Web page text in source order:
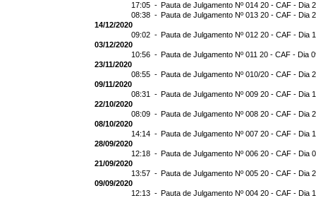
17:05 - Pauta de Julgamento Nº 014 20 - CAF - Dia
08:38 - Pauta de Julgamento Nº 013 20 - CAF - Dia
14/12/2020
09:02 - Pauta de Julgamento Nº 012 20 - CAF - Dia
03/12/2020
10:56 - Pauta de Julgamento Nº 011 20 - CAF - Dia
23/11/2020
08:55 - Pauta de Julgamento Nº 010/20 - CAF - Dia
09/11/2020
08:31 - Pauta de Julgamento Nº 009 20 - CAF - Dia
22/10/2020
08:09 - Pauta de Julgamento Nº 008 20 - CAF - Dia
08/10/2020
14:14 - Pauta de Julgamento Nº 007 20 - CAF - Dia
28/09/2020
12:18 - Pauta de Julgamento Nº 006 20 - CAF - Dia
21/09/2020
13:57 - Pauta de Julgamento Nº 005 20 - CAF - Dia
09/09/2020
12:13 - Pauta de Julgamento Nº 004 20 - CAF - Dia